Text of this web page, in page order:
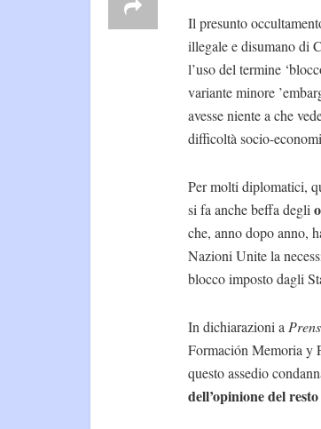
Il presunto
illegale e disumano di
l’uso del termine
variante minore
avesse niente a che
difficoltà socio-
Per molti diplomatici,
si fa anche beffa degli
che, anno dopo anno,
Nazioni Unite la
blocco imposto dagli
In dichiarazioni a
Formación Memoria y
questo assedio
dell’opinione del